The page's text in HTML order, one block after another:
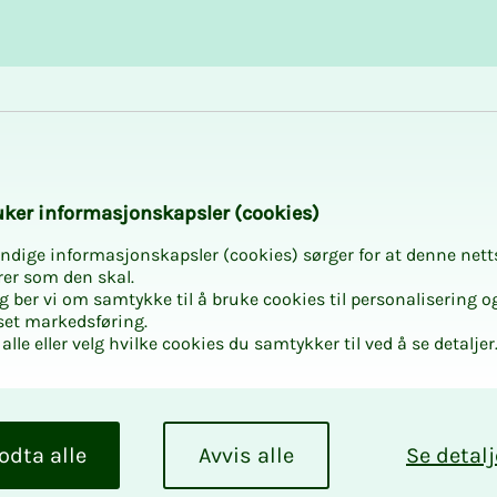
historien
in­­­for­­­ma­­­sjons­­­kaps­­­­­ler (cookies)
informasjonskapsler (cookies) sørger for at denne
som den skal.
ber vi om samtykke til å bruke cookies til personalisering
markedsføring.
eller velg hvilke cookies du samtykker til ved å se detaljer.
Se
Avvis alle
alle